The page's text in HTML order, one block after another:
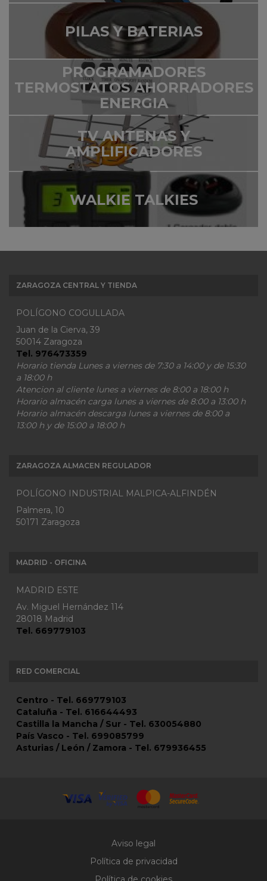
PILAS Y BATERIAS
PROGRAMADORES
TERMOSTATOS AHORRADORES
ENERGIA
TV ANTENAS Y
AMPLIFICADORES
WALKIE TALKIES
ZARAGOZA CENTRAL Y TIENDA
POLÍGONO COGULLADA
Juan de la Cierva, 39
50014 Zaragoza
Tel. 976473359
Horario tienda Lunes a viernes de 7:30 a 14:00 y de 15:30
a 18:00 h
Atencion al cliente lunes a viernes de 8:00 a 18:00 h
Horario almacén carga lunes a viernes de 8:00 a 13:00 h
Horario almacén descarga lunes a viernes de 8:00 a
13:00 h y de 15:00 a 18:00 h
ZARAGOZA ALMACEN REGULADOR
POLÍGONO INDUSTRIAL MALPICA-ALFINDÉN
Palmera, 10
50171 Zaragoza
MADRID - OFICINA
MADRID ESTE
Av. Miguel Hernández 114
28018 Madrid
Tel. 669779103
RED COMERCIAL
Centro - Tel. 669779103
Cataluña - Tel. 616644493
Castilla la Mancha / Sur - Tel. 630054880
País Vasco - Tel. 699085799
Asturias / León / Zamora - Tel. 679936455
Aviso legal
Política de privacidad